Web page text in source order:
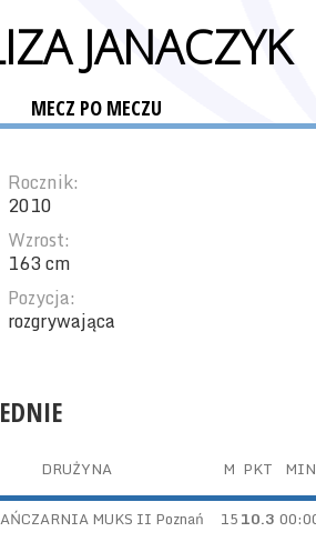
JANACZYK
MECZ PO MECZU
Rocznik:
2010
Wzrost:
163 cm
Pozycja:
rozgrywająca
DRUŻYNA M PKT MIN
MUKS II Poznań 1510.3